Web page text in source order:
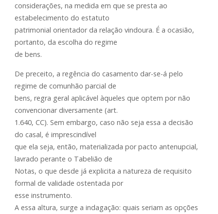
considerações, na medida em que se presta ao
estabelecimento do estatuto
patrimonial orientador da relação vindoura. É a ocasião,
portanto, da escolha do regime
de bens.
De preceito, a regência do casamento dar-se-á pelo
regime de comunhão parcial de
bens, regra geral aplicável àqueles que optem por não
convencionar diversamente (art.
1.640, CC). Sem embargo, caso não seja essa a decisão
do casal, é imprescindível
que ela seja, então, materializada por pacto antenupcial,
lavrado perante o Tabelião de
Notas, o que desde já explicita a natureza de requisito
formal de validade ostentada por
esse instrumento.
A essa altura, surge a indagação: quais seriam as opções